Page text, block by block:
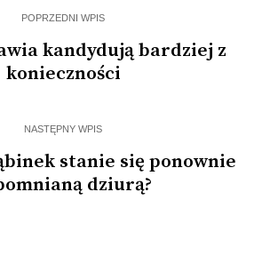
POPRZEDNI WPIS
kandydują bardziej z
konieczności
NASTĘPNY WPIS
stanie się ponownie
dziurą?